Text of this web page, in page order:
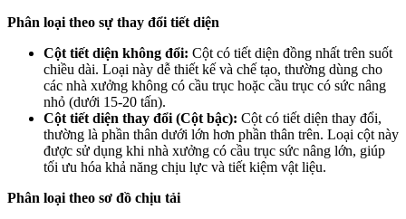
Phân loại theo sự thay đổi tiết diện
Cột tiết diện không đổi: Cột có tiết diện đồng nhất trên suốt
chiều dài. Loại này dễ thiết kế và chế tạo, thường dùng cho
các nhà xưởng không có cầu trục hoặc cầu trục có sức nâng
nhỏ (dưới 15-20 tấn).
Cột tiết diện thay đổi (Cột bậc): Cột có tiết diện thay đổi,
thường là phần thân dưới lớn hơn phần thân trên. Loại cột này
được sử dụng khi nhà xưởng có cầu trục sức nâng lớn, giúp
tối ưu hóa khả năng chịu lực và tiết kiệm vật liệu.
Phân loại theo sơ đồ chịu tải